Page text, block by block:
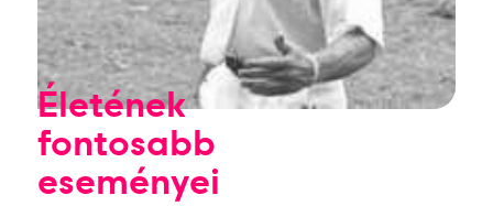
Életének
fontosabb
eseményei